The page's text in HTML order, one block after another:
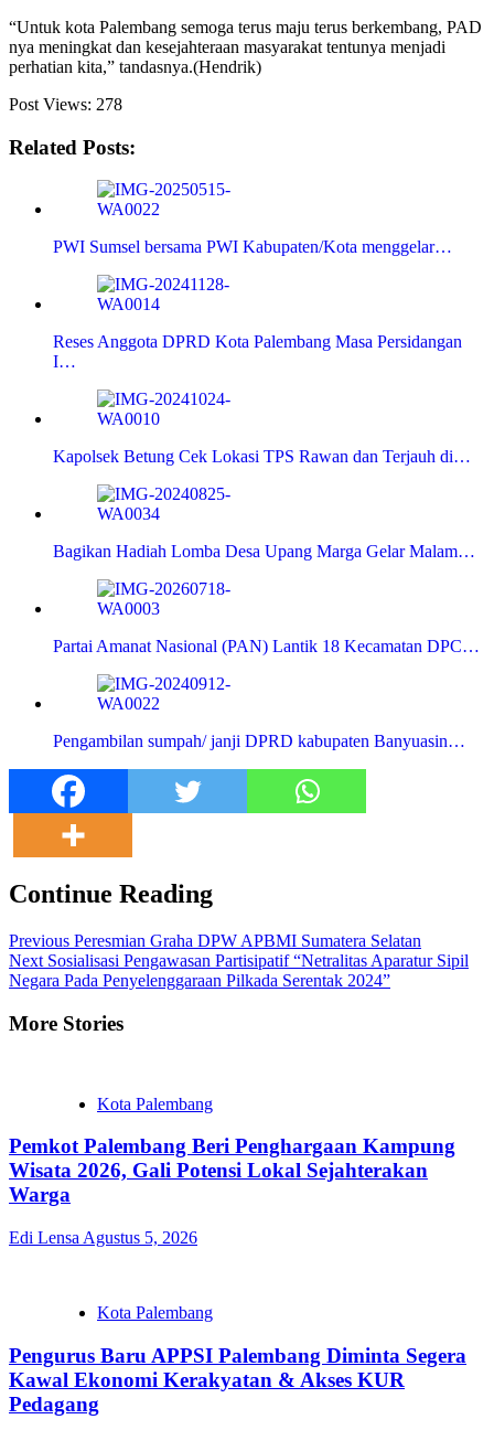
“Untuk kota Palembang semoga terus maju terus berkembang, PAD
nya meningkat dan kesejahteraan masyarakat tentunya menjadi
perhatian kita,” tandasnya.(Hendrik)
Post Views: 278
Related Posts:
PWI Sumsel bersama PWI Kabupaten/Kota menggelar…
Reses Anggota DPRD Kota Palembang Masa Persidangan
I…
Kapolsek Betung Cek Lokasi TPS Rawan dan Terjauh di…
Bagikan Hadiah Lomba Desa Upang Marga Gelar Malam…
Partai Amanat Nasional (PAN) Lantik 18 Kecamatan DPC…
Pengambilan sumpah/ janji DPRD kabupaten Banyuasin…
Continue Reading
Previous Peresmian Graha DPW APBMI Sumatera Selatan
Next Sosialisasi Pengawasan Partisipatif “Netralitas Aparatur Sipil
Negara Pada Penyelenggaraan Pilkada Serentak 2024”
More Stories
Kota Palembang
Pemkot Palembang Beri Penghargaan Kampung
Wisata 2026, Gali Potensi Lokal Sejahterakan
Warga
Edi Lensa Agustus 5, 2026
Kota Palembang
Pengurus Baru APPSI Palembang Diminta Segera
Kawal Ekonomi Kerakyatan & Akses KUR
Pedagang